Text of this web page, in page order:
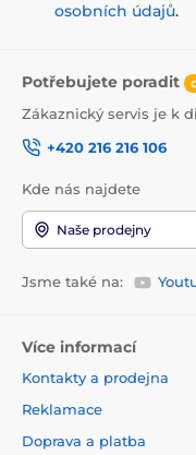
osobních údajů.
Potřebujete poradit
Zákaznický servis je k
+420 216 216 106
Kde nás najdete
Naše prodejny
Jsme také na:
Více informací
Kontakty a prodejna
Reklamace
Doprava a platba